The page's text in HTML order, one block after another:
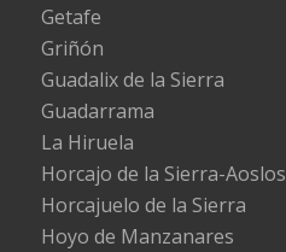
Getafe
Griñón
Guadalix de la Sierra
Guadarrama
La Hiruela
Horcajo de la Sierra-Aoslos
Horcajuelo de la Sierra
Hoyo de Manzanares